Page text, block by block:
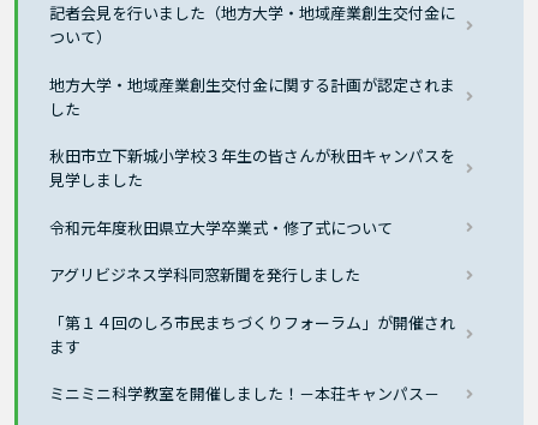
記者会見を行いました（地方大学・地域産業創生交付金に
ついて）
地方大学・地域産業創生交付金に関する計画が認定されま
した
秋田市立下新城小学校３年生の皆さんが秋田キャンパスを
見学しました
令和元年度秋田県立大学卒業式・修了式について
アグリビジネス学科同窓新聞を発行しました
「第１４回のしろ市民まちづくりフォーラム」が開催され
ます
ミニミニ科学教室を開催しました！－本荘キャンパス－